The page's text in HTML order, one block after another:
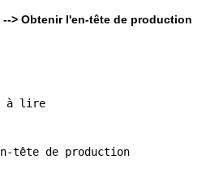
> Obtenir l'en-tête de production
à lire
tête de production